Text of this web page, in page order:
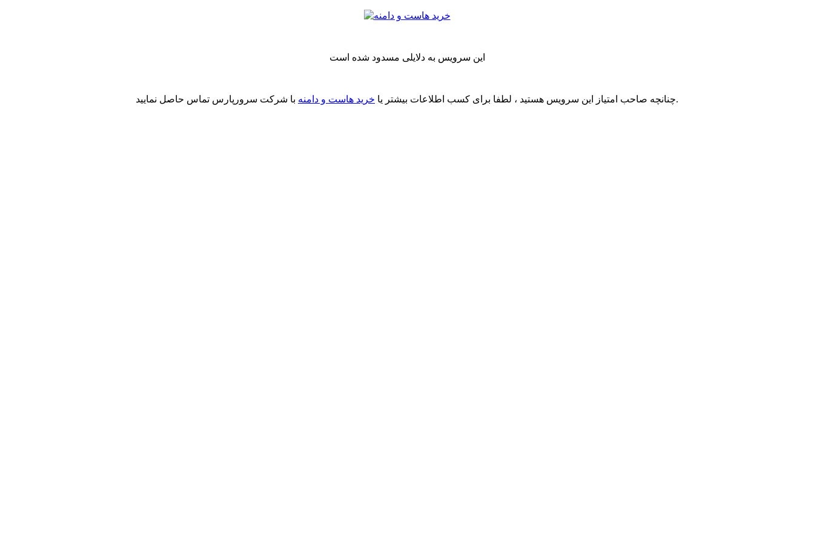
این سرویس به دلایلی مسدود شده است
چنانچه صاحب امتیاز این سرویس هستید ، لطفا برای کسب اطلاعات بیشتر یا خرید هاست و دامنه با شرکت سرورپارس تماس حاصل نمایید.